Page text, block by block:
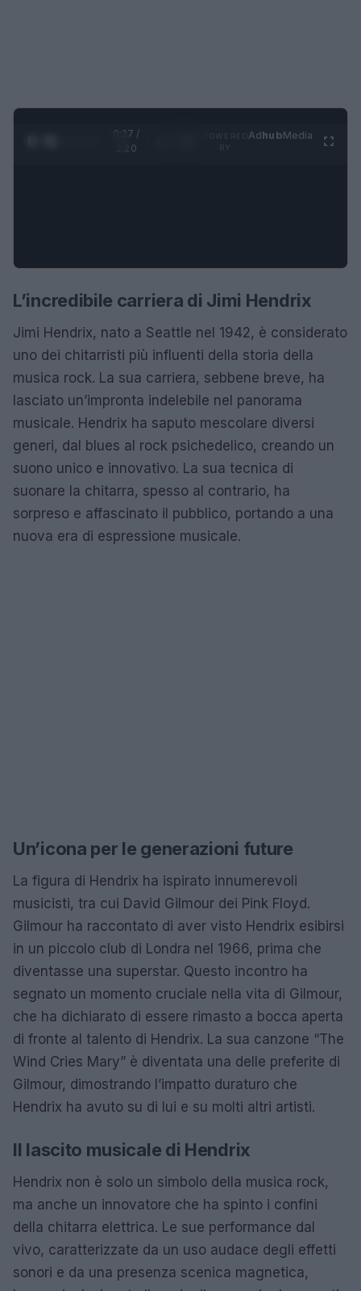
0:28 /
1:20
AdhubMedia
L’incredibile carriera di Jimi Hendrix
Jimi Hendrix, nato a Seattle nel 1942, è considerato
uno dei chitarristi più influenti della storia della
musica rock. La sua carriera, sebbene breve, ha
lasciato un’impronta indelebile nel panorama
musicale. Hendrix ha saputo mescolare diversi
generi, dal blues al rock psichedelico, creando un
suono unico e innovativo. La sua tecnica di
suonare la chitarra, spesso al contrario, ha
sorpreso e affascinato il pubblico, portando a una
nuova era di espressione musicale.
Un’icona per le generazioni future
La figura di Hendrix ha ispirato innumerevoli
musicisti, tra cui David Gilmour dei Pink Floyd.
Gilmour ha raccontato di aver visto Hendrix esibirsi
in un piccolo club di Londra nel 1966, prima che
diventasse una superstar. Questo incontro ha
segnato un momento cruciale nella vita di Gilmour,
che ha dichiarato di essere rimasto a bocca aperta
di fronte al talento di Hendrix. La sua canzone “The
Wind Cries Mary” è diventata una delle preferite di
Gilmour, dimostrando l’impatto duraturo che
Hendrix ha avuto su di lui e su molti altri artisti.
Il lascito musicale di Hendrix
Hendrix non è solo un simbolo della musica rock,
ma anche un innovatore che ha spinto i confini
della chitarra elettrica. Le sue performance dal
vivo, caratterizzate da un uso audace degli effetti
sonori e da una presenza scenica magnetica,